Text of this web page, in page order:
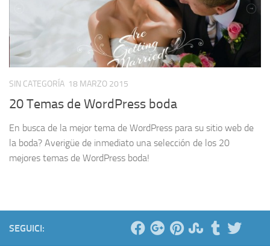
SIN CATEGORÍA 18 MARZO 2015
20 Temas de WordPress boda
En busca de la mejor tema de WordPress para su sitio web de
la boda? Averigüe de inmediato una selección de los 20
mejores temas de WordPress boda!
SEGUICI: